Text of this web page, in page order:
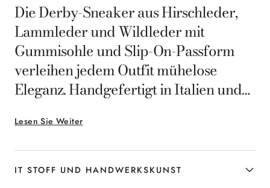
Lesen Sie Weiter
Die Derby-Sneaker aus Hirschleder,
Lammleder und Wildleder mit
Gummisohle und Slip-On-Passform
verleihen jedem Outfit mühelose
Eleganz. Handgefertigt in Italien und
verbinden sie anspruchsvolles Design
mit hochwertigen Materialien und
vereinen Stil und Komfort.
IT STOFF UND HANDWERKSKUNST